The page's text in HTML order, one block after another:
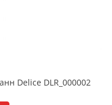
Delice DLR_000002